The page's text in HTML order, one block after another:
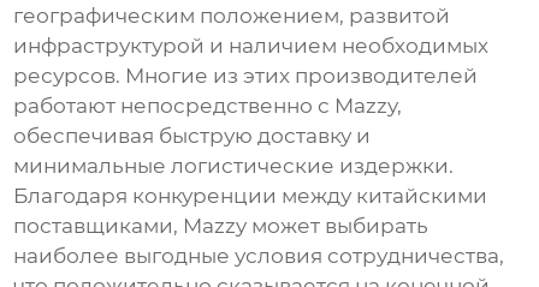
географическим положением, развитой
инфраструктурой и наличием необходимых
ресурсов. Многие из этих производителей
работают непосредственно с Mazzy,
обеспечивая быструю доставку и
минимальные логистические издержки.
Благодаря конкуренции между китайскими
поставщиками, Mazzy может выбирать
наиболее выгодные условия сотрудничества,